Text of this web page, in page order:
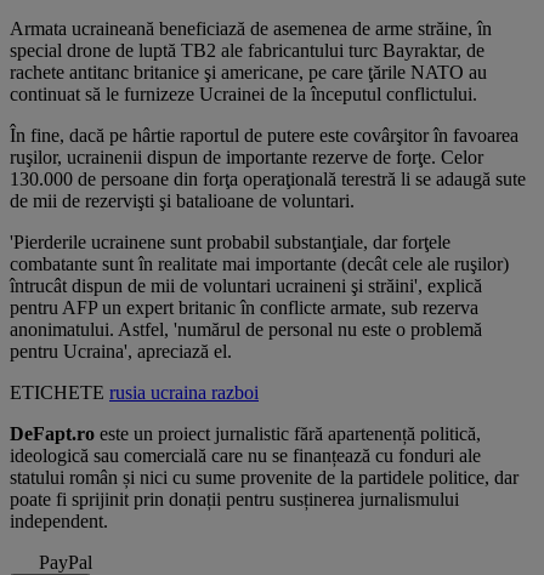
Armata ucraineană beneficiază de asemenea de arme străine, în
special drone de luptă TB2 ale fabricantului turc Bayraktar, de
rachete antitanc britanice şi americane, pe care ţările NATO au
continuat să le furnizeze Ucrainei de la începutul conflictului.
În fine, dacă pe hârtie raportul de putere este covârşitor în favoarea
ruşilor, ucrainenii dispun de importante rezerve de forţe. Celor
130.000 de persoane din forţa operaţională terestră li se adaugă sute
de mii de rezervişti şi batalioane de voluntari.
'Pierderile ucrainene sunt probabil substanţiale, dar forţele
combatante sunt în realitate mai importante (decât cele ale ruşilor)
întrucât dispun de mii de voluntari ucraineni şi străini', explică
pentru AFP un expert britanic în conflicte armate, sub rezerva
anonimatului. Astfel, 'numărul de personal nu este o problemă
pentru Ucraina', apreciază el.
ETICHETE rusia ucraina razboi
DeFapt.ro este un proiect jurnalistic fără apartenență politică,
ideologică sau comercială care nu se finanțează cu fonduri ale
statului român și nici cu sume provenite de la partidele politice, dar
poate fi sprijinit prin donații pentru susținerea jurnalismului
independent.
PayPal